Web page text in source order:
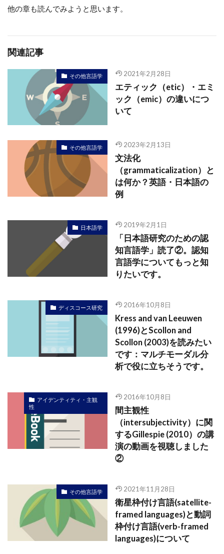
他の章も読んでみようと思います。
関連記事
その他言語学 2021年2月28日
エティック（etic）・エミ
ック（emic）の違いにつ
いて
その他言語学 2023年2月13日
文法化
（grammaticalization）と
は何か？英語・日本語の
例
日本語学 2019年2月1日
「日本語研究のための認
知言語学」読了②。認知
言語学についてもっと知
りたいです。
ディスコース研究 2016年10月8日
Kress and van Leeuwen
(1996)とScollon and
Scollon (2003)を読みたい
です：マルチモーダル分
析で役に立ちそうです。
アイデンティティ・主観
性
2016年10月8日
間主観性
（intersubjectivity）に関
するGillespie (2010）の講
演の動画を視聴しました
②
その他言語学 2021年11月28日
衛星枠付け言語(satellite-
framed languages)と動詞
枠付け言語(verb-framed
languages)について